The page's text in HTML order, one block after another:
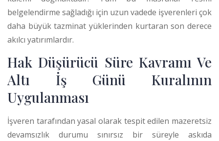
belgelendirme sağladığı için uzun vadede işverenleri çok
daha büyük tazminat yüklerinden kurtaran son derece
akılcı yatırımlardır.
Hak Düşürücü Süre Kavramı Ve
Altı İş Günü Kuralının
Uygulanması
İşveren tarafından yasal olarak tespit edilen mazeretsiz
devamsızlık durumu sınırsız bir süreyle askıda